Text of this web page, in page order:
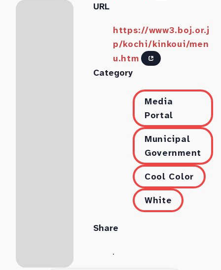
URL
https://www3.boj.or.j
p/kochi/kinkoui/men
u.htm
Category
Media
Portal
Municipal
Government
Cool Color
White
Share